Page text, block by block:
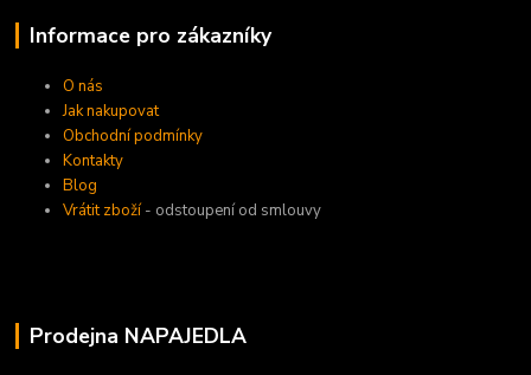
Informace pro zákazníky
O nás
Jak nakupovat
Obchodní podmínky
Kontakty
Blog
Vrátit zboží- odstoupení od smlouvy
Prodejna NAPAJEDLA